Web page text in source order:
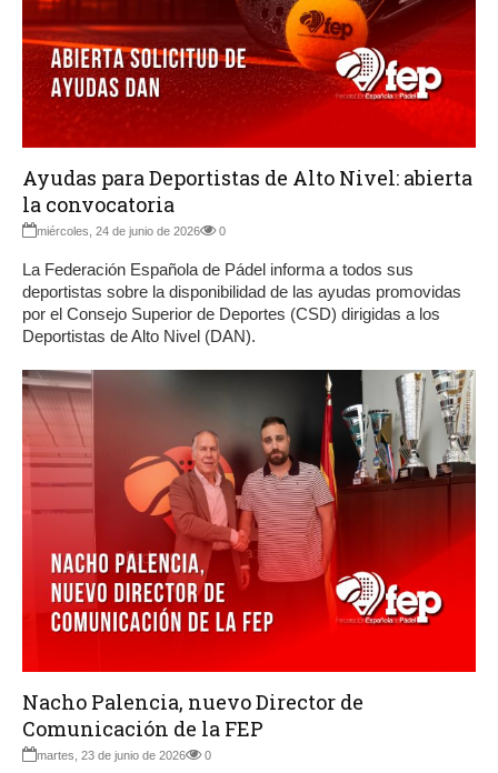
Ayudas para Deportistas de Alto Nivel: abierta
la convocatoria
miércoles, 24 de junio de 2026 0
La Federación Española de Pádel informa a todos sus
deportistas sobre la disponibilidad de las ayudas promovidas
por el Consejo Superior de Deportes (CSD) dirigidas a los
Deportistas de Alto Nivel (DAN).
Nacho Palencia, nuevo Director de
Comunicación de la FEP
martes, 23 de junio de 2026 0